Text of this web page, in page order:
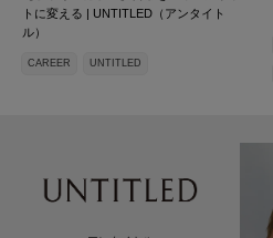
トに変える | UNTITLED（アンタイト
ル）
CAREER UNTITLED